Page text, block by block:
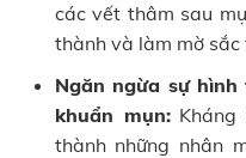
các vết thâm sau
thành và làm mờ
Ngăn ngừa sự
khuẩn mụn:Kháng
thành những nhân